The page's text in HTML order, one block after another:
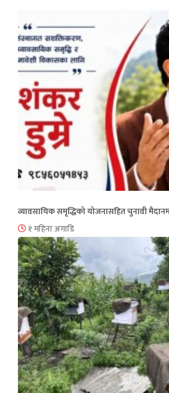
व्यावसायिक समृद्धिको योजनासहित चुनावी
१ महिना अगाडि